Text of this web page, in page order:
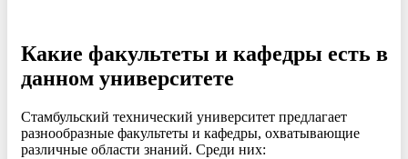
Какие факультеты и кафедры есть в
данном университете
Стамбульский технический университет предлагает
разнообразные факультеты и кафедры, охватывающие
различные области знаний. Среди них: